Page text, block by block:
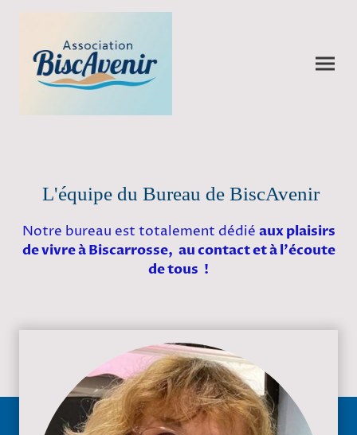
L'équipe du Bureau de BiscAvenir
Notre bureau est totalement dédié aux plaisirs
de vivre à Biscarrosse, au contact et à l'écoute
de tous !